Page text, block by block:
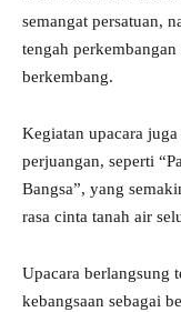
semangat persatuan,
tengah
berkembang.
Kegiatan upacara
perjuangan, seperti
Bangsa”, yang
rasa cinta tanah air
Upacara berlangsung
kebangsaan sebagai